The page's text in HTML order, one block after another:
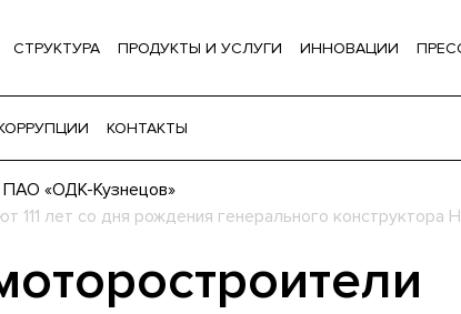
СТРУКТУРА ПРОДУКТЫ И УСЛУГИ ИННОВАЦИИ
КОНТАКТЫ
ПАО «ОДК-Кузнецов»
111 лет со дня рождения генерального конструктора